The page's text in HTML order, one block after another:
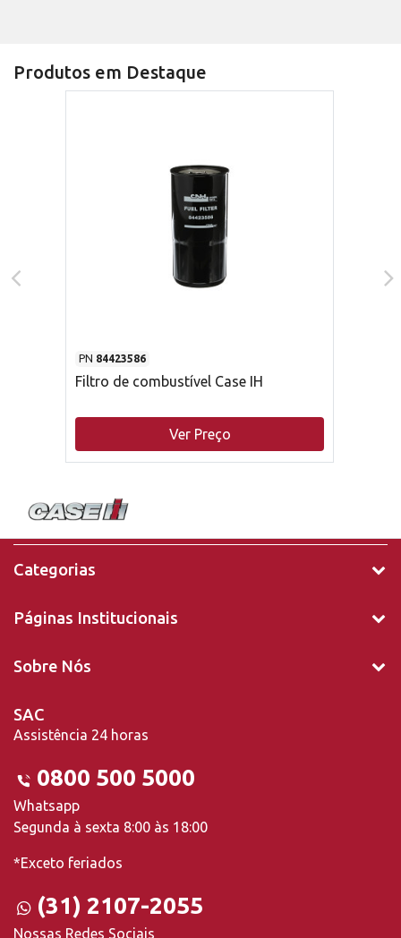
Produtos em Destaque
PN 84423586
Filtro de combustível Case IH
Ver Preço
Categorias
Páginas Institucionais
Sobre Nós
SAC
Assistência 24 horas
0800 500 5000
Whatsapp
Segunda à sexta 8:00 às 18:00
*Exceto feriados
(31) 2107-2055
Nossas Redes Sociais